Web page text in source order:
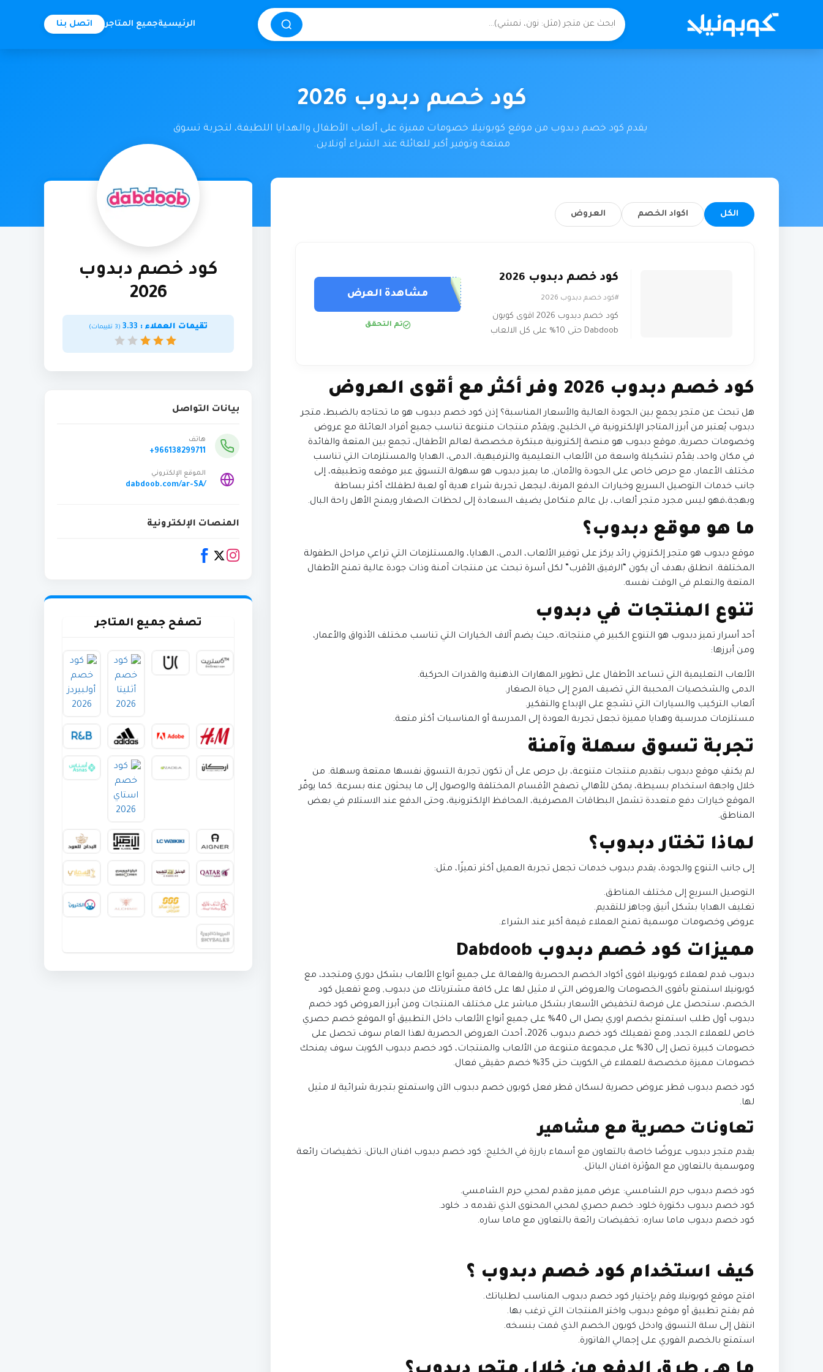
الرئيسيةجميع المتاجر اتصل بنا
كود خصم دبدوب 2026
يقدم كود خصم دبدوب من موقع كوبونيلا خصومات مميزة على ألعاب الأطفال والهدايا اللطيفة، لتجربة تسوق
ممتعة وتوفير أكبر للعائلة عند الشراء أونلاين.
الكل اكواد الخصم العروض
كود خصم دبدوب 2026
#كود خصم دبدوب 2026
كود خصم دبدوب 2026 اقوى كوبون
Dabdoob حتى 10% على كل الالعاب
مشاهدة العرض
تم التحقق
كود خصم دبدوب 2026 وفر أكثر مع أقوى العروض
هل تبحث عن متجر يجمع بين الجودة العالية والأسعار المناسبة؟ إذن كود خصم دبدوب هو ما تحتاجه بالضبط، متجر
دبدوب يُعتبر من أبرز المتاجر الإلكترونية في الخليج، ويقدّم منتجات متنوعة تناسب جميع أفراد العائلة مع عروض
وخصومات حصرية, موقع دبدوب هو منصة إلكترونية مبتكرة مخصصة لعالم الأطفال، تجمع بين المتعة والفائدة
في مكان واحد، يقدّم تشكيلة واسعة من الألعاب التعليمية والترفيهية، الدمى، الهدايا والمستلزمات التي تناسب
مختلف الأعمار، مع حرص خاص على الجودة والأمان, ما يميز دبدوب هو سهولة التسوق عبر موقعه وتطبيقه، إلى
جانب خدمات التوصيل السريع وخيارات الدفع المرنة، ليجعل تجربة شراء هدية أو لعبة لطفلك أكثر بساطة
وبهجة،فهو ليس مجرد متجر ألعاب، بل عالم متكامل يضيف السعادة إلى لحظات الصغار ويمنح الأهل راحة البال.
ما هو موقع دبدوب؟
موقع دبدوب هو متجر إلكتروني رائد يركز على توفير الألعاب، الدمى، الهدايا، والمستلزمات التي تراعي مراحل الطفولة
المختلفة. انطلق بهدف أن يكون “الرفيق الأقرب” لكل أسرة تبحث عن منتجات آمنة وذات جودة عالية تمنح الأطفال
المتعة والتعلم في الوقت نفسه.
تنوع المنتجات في دبدوب
أحد أسرار تميز دبدوب هو التنوع الكبير في منتجاته، حيث يضم آلاف الخيارات التي تناسب مختلف الأذواق والأعمار،
ومن أبرزها:
الألعاب التعليمية التي تساعد الأطفال على تطوير المهارات الذهنية والقدرات الحركية.
الدمى والشخصيات المحببة التي تضيف المرح إلى حياة الصغار.
ألعاب التركيب والسيارات التي تشجع على الإبداع والتفكير.
مستلزمات مدرسية وهدايا مميزة تجعل تجربة العودة إلى المدرسة أو المناسبات أكثر متعة.
تجربة تسوق سهلة وآمنة
لم يكتفِ موقع دبدوب بتقديم منتجات متنوعة، بل حرص على أن تكون تجربة التسوق نفسها ممتعة وسهلة. من
خلال واجهة استخدام بسيطة، يمكن للأهالي تصفح الأقسام المختلفة والوصول إلى ما يبحثون عنه بسرعة. كما يوفّر
الموقع خيارات دفع متعددة تشمل البطاقات المصرفية، المحافظ الإلكترونية، وحتى الدفع عند الاستلام في بعض
المناطق.
لماذا تختار دبدوب؟
إلى جانب التنوع والجودة، يقدم دبدوب خدمات تجعل تجربة العميل أكثر تميزًا، مثل:
التوصيل السريع إلى مختلف المناطق.
تغليف الهدايا بشكل أنيق وجاهز للتقديم.
عروض وخصومات موسمية تمنح العملاء قيمة أكبر عند الشراء.
مميزات كود خصم دبدوب Dabdoob
دبدوب قدم لعملاء كوبونيلا اقوى أكواد الخصم الحصرية والفعالة على جميع أنواع الألعاب بشكل دوري ومتجدد، مع
كوبونيلا استمتع بأقوى الخصومات والعروض التي لا مثيل لها على كافة مشترياتك من دبدوب, ومع تفعيل كود
الخصم، ستحصل على فرصة لتخفيض الأسعار بشكل مباشر على مختلف المنتجات ومن أبرز العروض كود خصم
دبدوب أول طلب استمتع بخصم اوري يصل الى 40% على جميع أنواع الألعاب داخل التطبيق أو الموقع خصم حصري
خاص للعملاء الجدد,
ومع تفعيلك كود خصم دبدوب 2026، أحدث العروض الحصرية لهذا العام سوف تحصل على
خصومات كبيرة تصل إلى 30% على مجموعة متنوعة من الألعاب والمنتجات، كود خصم دبدوب الكويت سوف يمنحك
خصومات مميزة مخصصة للعملاء في الكويت حتى 35% خصم حقيقي فعال.
كود خصم دبدوب قطر عروض حصرية لسكان قطر فعل كوبون خصم دبدوب الآن واستمتع بتجربة شرائية لا مثيل
لها.
تعاونات حصرية مع مشاهير
يقدم متجر دبدوب عروضًا خاصة بالتعاون مع أسماء بارزة في الخليج: كود خصم دبدوب افنان الباتل: تخفيضات رائعة
وموسمية بالتعاون مع المؤثرة افنان الباتل.
كود خصم دبدوب حرم الشامسي: عرض مميز مقدم لمحبي حرم الشامسي.
كود خصم دبدوب دكتورة خلود: خصم حصري لمحبي المحتوى الذي تقدمه د. خلود.
كود خصم دبدوب ماما ساره: تخفيضات رائعة بالتعاون مع ماما ساره.
كيف استخدام كود خصم دبدوب ؟
افتح موقع كوبونيلا وقم بإختيار كود خصم دبدوب المناسب لطلباتك.
قم بفتح تطبيق أو موقع دبدوب واختر المنتجات التي ترغب بها.
انتقل إلى سلة التسوق وادخل كوبون الخصم الذي قمت بنسخه.
استمتع بالخصم الفوري على إجمالي الفاتورة.
كود خصم دبدوب
2026
تقيمات العملاء : 3.33
(
3 تقييمات)
بيانات التواصل
هاتف
+966138299711
الموقع الإلكتروني
dabdoob.com/ar-SA/
المنصات الإلكترونية
تصفح جميع المتاجر